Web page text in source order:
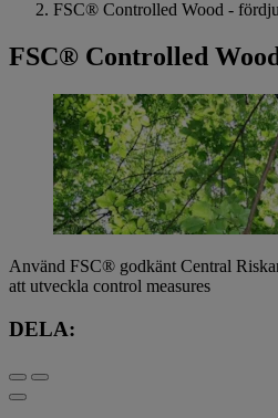
FSC® Controlled Wood -
FSC® Controlled
Använd FSC® godkänt Central
att utveckla control measures
DELA: